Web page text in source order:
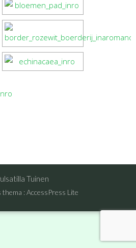
Tuinen
thema :AccessPress Lite